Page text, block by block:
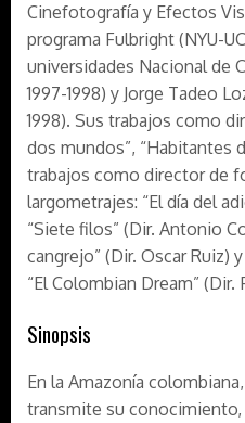
Cinefotografía y Efectos
programa Fulbright (NYU-
universidades Nacional de
1997-1998) y Jorge Tadeo
1998). Sus trabajos como
dos mundos”, “Habitantes
trabajos como director de
largometrajes: “El día del
“Siete filos” (Dir. Antonio
cangrejo” (Dir. Oscar Ruiz)
“El Colombian Dream” (Dir.
Sinopsis
En la Amazonía
transmite su